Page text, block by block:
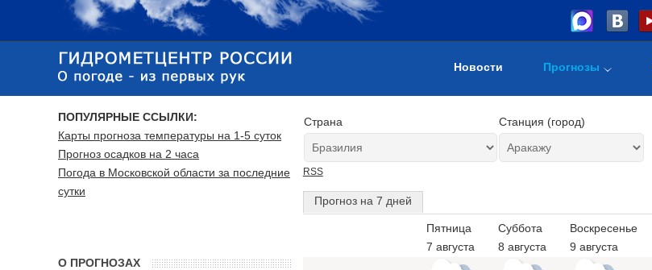
Новости Прогнозы
Страна Станция (город)
RSS
Прогноз на 7 дней
Пятница
7 августа
Суббота
8 августа
Воскресенье
9 августа
ПОПУЛЯРНЫЕ ССЫЛКИ:
Карты прогноза температуры на 1-5 суток
Прогноз осадков на 2 часа
Погода в Московской области за последние
сутки
О ПРОГНОЗАХ